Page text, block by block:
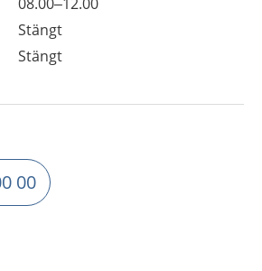
Stängt
Stängt
00